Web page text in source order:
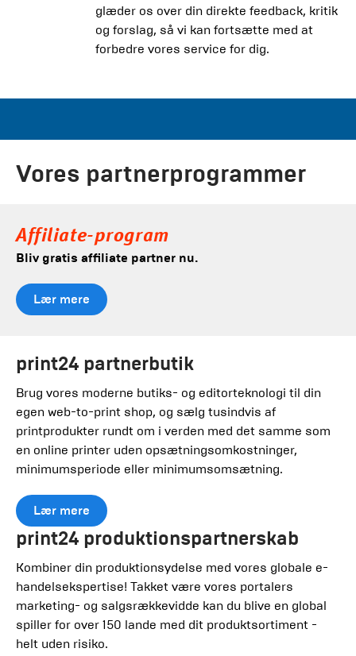
glæder os over din direkte feedback, kritik
og forslag, så vi kan fortsætte med at
forbedre vores service for dig.
Vores partnerprogrammer
Affiliate-program
Bliv gratis affiliate partner nu.
Lær mere
print24 partnerbutik
Brug vores moderne butiks- og editorteknologi til din
egen web-to-print shop, og sælg tusindvis af
printprodukter rundt om i verden med det samme som
en online printer uden opsætningsomkostninger,
minimumsperiode eller minimumsomsætning.
Lær mere
print24 produktionspartnerskab
Kombiner din produktionsydelse med vores globale e-
handelsekspertise! Takket være vores portalers
marketing- og salgsrækkevidde kan du blive en global
spiller for over 150 lande med dit produktsortiment -
helt uden risiko.